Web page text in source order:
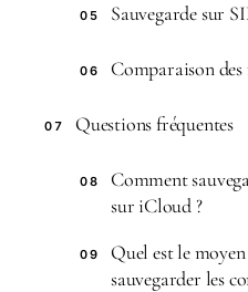
05 Sauvegarde sur
06 Comparaison des
07 Questions fréquentes
08
Comment
sur iCloud ?
09
Quel est le
sauvegarder les